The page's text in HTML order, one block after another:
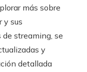
más sobre
y sus
streaming, se
y
detallada